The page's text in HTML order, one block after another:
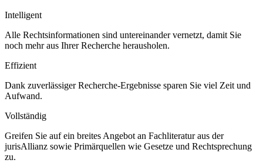
Intelligent
Alle Rechtsinformationen sind untereinander vernetzt, damit Sie
noch mehr aus Ihrer Recherche herausholen.
Effizient
Dank zuverlässiger Recherche-Ergebnisse sparen Sie viel Zeit und
Aufwand.
Vollständig
Greifen Sie auf ein breites Angebot an Fachliteratur aus der
jurisAllianz sowie Primärquellen wie Gesetze und Rechtsprechung
zu.